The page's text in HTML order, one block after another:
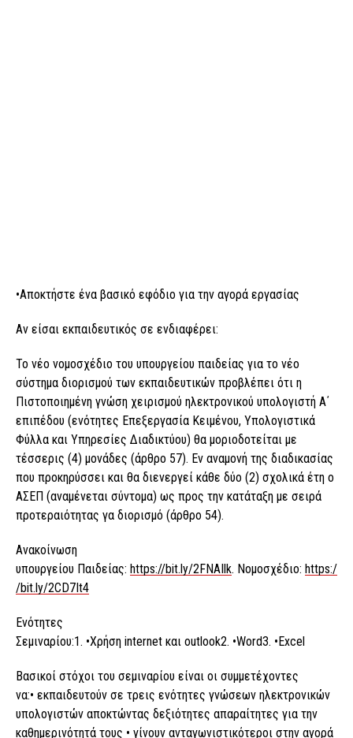
•Αποκτήστε ένα βασικό εφόδιο για την αγορά εργασίας
Αν είσαι εκπαιδευτικός σε ενδιαφέρει:
Το νέο νομοσχέδιο του υπουργείου παιδείας για το νέο
σύστημα διορισμού των εκπαιδευτικών προβλέπει ότι η
Πιστοποιημένη γνώση χειρισμού ηλεκτρονικού υπολογιστή Α΄
επιπέδου (ενότητες Επεξεργασία Κειμένου, Υπολογιστικά
Φύλλα και Υπηρεσίες Διαδικτύου) θα μοριοδοτείται με
τέσσερις (4) μονάδες (άρθρο 57). Εν αναμονή της διαδικασίας
που προκηρύσσει και θα διενεργεί κάθε δύο (2) σχολικά έτη ο
ΑΣΕΠ (αναμένεται σύντομα) ως προς την κατάταξη µε σειρά
προτεραιότητας γα διορισμό (άρθρο 54).
Ανακοίνωση
υπουργείου Παιδείας: https://bit.ly/2FNAIlk. Noμοσχέδιο: https:/
/bit.ly/2CD7It4
Ενότητες
Σεμιναρίου:1. •Χρήση internet και outlook2. •Word3. •Excel
Βασικοί στόχοι του σεμιναρίου είναι οι συμμετέχοντες
να:• εκπαιδευτούν σε τρεις ενότητες γνώσεων ηλεκτρονικών
υπολογιστών αποκτώντας δεξιότητες απαραίτητες για την
καθημερινότητά τους • γίνουν ανταγωνιστικότεροι στην αγορά